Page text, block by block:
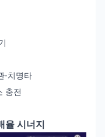
-치명타
충전
율 시너지